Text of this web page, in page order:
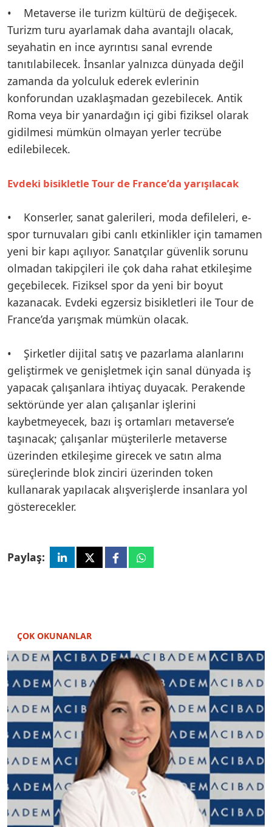
• Metaverse ile turizm kültürü de değişecek.
Turizm turu ayarlamak daha avantajlı olacak,
seyahatin en ince ayrıntısı sanal evrende
tanıtılabilecek. İnsanlar yalnızca dünyada değil
zamanda da yolculuk ederek evlerinin
konforundan uzaklaşmadan gezebilecek. Antik
Roma veya bir yanardağın içi gibi fiziksel olarak
gidilmesi mümkün olmayan yerler tecrübe
edilebilecek.
Evdeki bisikletle Tour de France’da yarışılacak
• Konserler, sanat galerileri, moda defileleri, e-
spor turnuvaları gibi canlı etkinlikler için tamamen
yeni bir kapı açılıyor. Sanatçılar güvenlik sorunu
olmadan takipçileri ile çok daha rahat etkileşime
geçebilecek. Fiziksel spor da yeni bir boyut
kazanacak. Evdeki egzersiz bisikletleri ile Tour de
France’da yarışmak mümkün olacak.
• Şirketler dijital satış ve pazarlama alanlarını
geliştirmek ve genişletmek için sanal dünyada iş
yapacak çalışanlara ihtiyaç duyacak. Perakende
sektöründe yer alan çalışanlar işlerini
kaybetmeyecek, bazı iş ortamları metaverse’e
taşınacak; çalışanlar müşterilerle metaverse
üzerinden etkileşime girecek ve satın alma
süreçlerinde blok zinciri üzerinden token
kullanarak yapılacak alışverişlerde insanlara yol
gösterecekler.
Paylaş:
ÇOK OKUNANLAR